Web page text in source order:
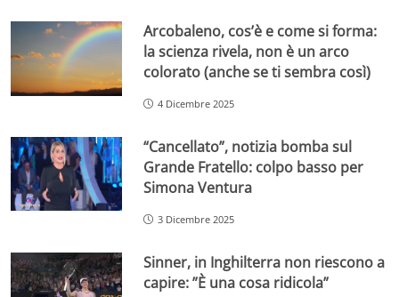
Arcobaleno, cos’è e come si forma:
la scienza rivela, non è un arco
colorato (anche se ti sembra così)
4 Dicembre 2025
“Cancellato”, notizia bomba sul
Grande Fratello: colpo basso per
Simona Ventura
3 Dicembre 2025
Sinner, in Inghilterra non riescono a
capire: ”È una cosa ridicola”